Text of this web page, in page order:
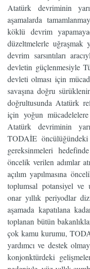
Atatürk devriminin
aşamalarda
köklü devrim
düzeltmelerle uğraşmak
devrim sarsıntıları
devletin güçlenmesiyle
devleti olması için
savaşına doğru
doğrultusunda Atatürk
için yoğun
Atatürk devriminin
TODAİE
gereksinmeleri
öncelik verilen adımlar
açılım yapılmasına
toplumsal potansiyel ve
onar yıllık periyodlar
aşamada kapatılana
toplanan bütün
çok kamu kurumu,
yardımcı ve destek
konjonktürdeki